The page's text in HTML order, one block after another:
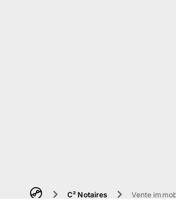
C² Notaires Vente